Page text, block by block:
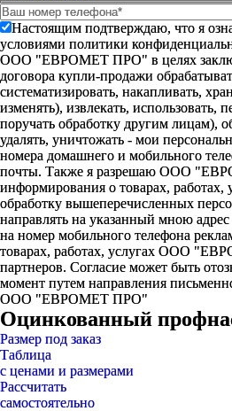
Настоящим подтверждаю, что я
условиями политики
ООО "ЕВРОМЕТ ПРО" в целях
договора купли-продажи
систематизировать, накапливать,
изменять), извлекать, использовать,
поручать обработку другим лицам),
удалять, уничтожать - мои
номера домашнего и мобильного
почты. Также я разрешаю ООО
информирования о товарах, работах,
обработку вышеперечисленных
направлять на указанный мною
на номер мобильного телефона
товарах, работах, услугах ООО
партнеров. Согласие может быть
момент путем направления
ООО "ЕВРОМЕТ ПРО"
Оцинкованный
Размер под заказ
Таблица
с ценами и размерами
Рассчитать
самостоятельно